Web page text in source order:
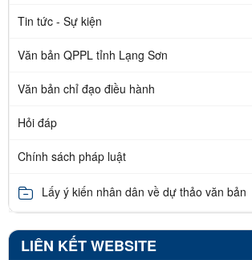
Tin tức - Sự kiện
Văn bản QPPL tỉnh Lạng Sơn
Văn bản chỉ đạo điều hành
Hỏi đáp
Chính sách pháp luật
Lấy ý kiến nhân dân về dự thảo văn bản
LIÊN KẾT WEBSITE